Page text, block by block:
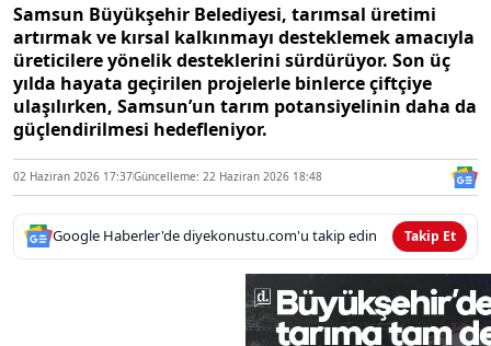
Samsun Büyükşehir Belediyesi, tarımsal üretimi
artırmak ve kırsal kalkınmayı desteklemek amacıyla
üreticilere yönelik desteklerini sürdürüyor. Son üç
yılda hayata geçirilen projelerle binlerce çiftçiye
ulaşılırken, Samsun’un tarım potansiyelinin daha da
güçlendirilmesi hedefleniyor.
02 Haziran 2026 17:37Güncelleme: 22 Haziran 2026 18:48
Google Haberler'de diyekonustu.com'u takip edin Takip Et